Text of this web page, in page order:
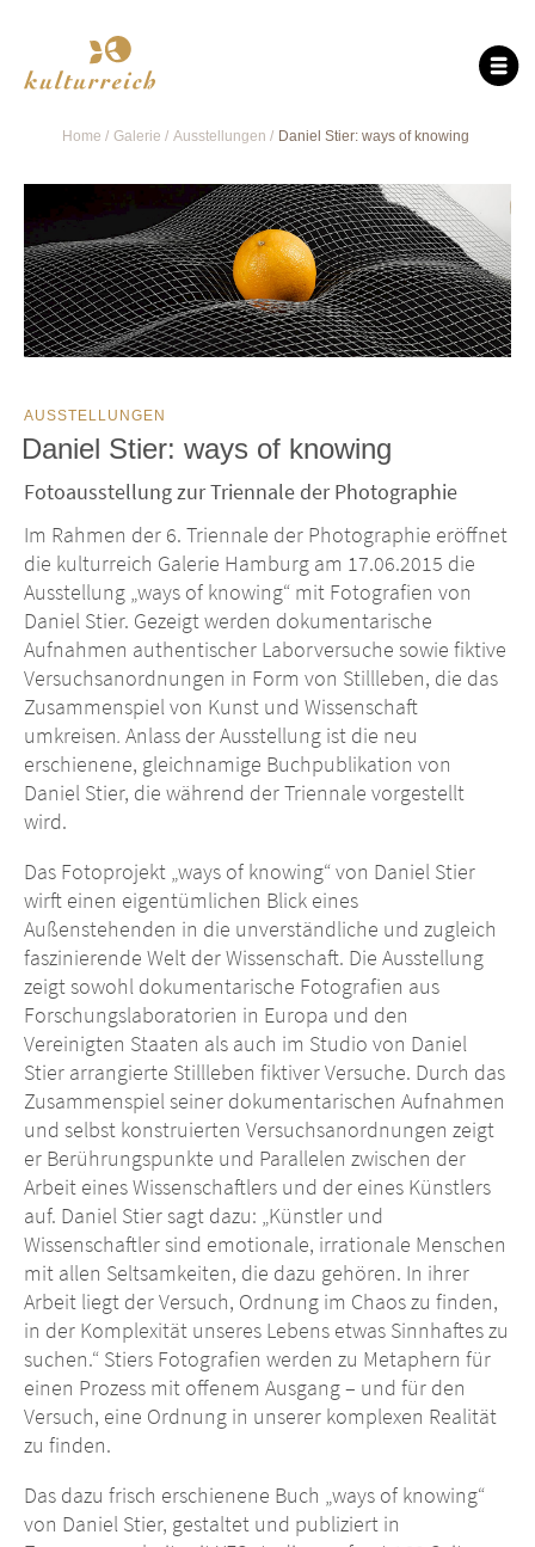
Home Galerie Ausstellungen Daniel Stier: ways of knowing
AUSSTELLUNGEN
Daniel Stier: ways of knowing
Fotoausstellung zur Triennale der Photographie
Im Rahmen der 6. Triennale der Photographie eröffnet
die kulturreich Galerie Hamburg am 17.06.2015 die
Ausstellung „ways of knowing“ mit Fotografien von
Daniel Stier. Gezeigt werden dokumentarische
Aufnahmen authentischer Laborversuche sowie fiktive
Versuchsanordnungen in Form von Stillleben, die das
Zusammenspiel von Kunst und Wissenschaft
umkreisen. Anlass der Ausstellung ist die neu
erschienene, gleichnamige Buchpublikation von
Daniel Stier, die während der Triennale vorgestellt
wird.
Das Fotoprojekt „ways of knowing“ von Daniel Stier
wirft einen eigentümlichen Blick eines
Außenstehenden in die unverständliche und zugleich
faszinierende Welt der Wissenschaft. Die Ausstellung
zeigt sowohl dokumentarische Fotografien aus
Forschungslaboratorien in Europa und den
Vereinigten Staaten als auch im Studio von Daniel
Stier arrangierte Stillleben fiktiver Versuche. Durch das
Zusammenspiel seiner dokumentarischen Aufnahmen
und selbst konstruierten Versuchsanordnungen zeigt
er Berührungspunkte und Parallelen zwischen der
Arbeit eines Wissenschaftlers und der eines Künstlers
auf. Daniel Stier sagt dazu: „Künstler und
Wissenschaftler sind emotionale, irrationale Menschen
mit allen Seltsamkeiten, die dazu gehören. In ihrer
Arbeit liegt der Versuch, Ordnung im Chaos zu finden,
in der Komplexität unseres Lebens etwas Sinnhaftes zu
suchen.“ Stiers Fotografien werden zu Metaphern für
einen Prozess mit offenem Ausgang – und für den
Versuch, eine Ordnung in unserer komplexen Realität
zu finden.
Das dazu frisch erschienene Buch „ways of knowing“
von Daniel Stier, gestaltet und publiziert in